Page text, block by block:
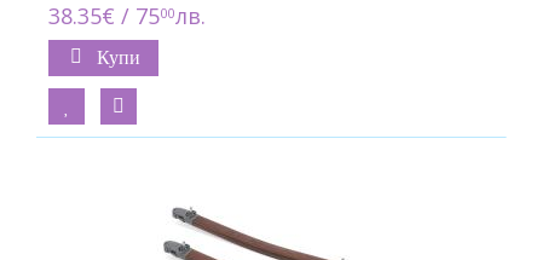
38.35€ / 7500лв.
Купи